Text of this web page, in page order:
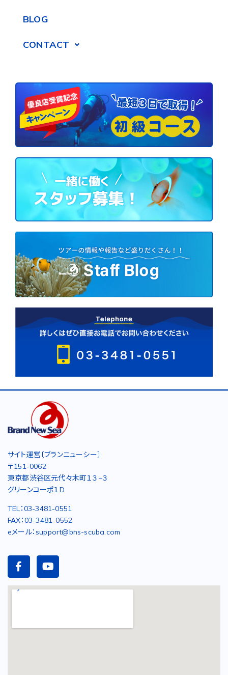
BLOG
CONTACT
サイト運営〔ブランニューシー〕
〒151-0062
東京都渋谷区元代々木町１３−３
グリーンコーポ１D
TEL：03-3481-0551
FAX：03-3481-0552
eメール：support@bns-scuba.com